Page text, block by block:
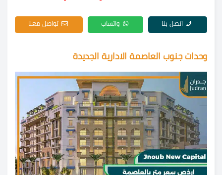
اتصل بنا واتساب تواصل معنا
وحدات جنوب العاصمة الادارية الجديدة